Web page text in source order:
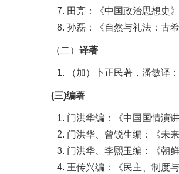
田亮：《中国政治思想史
孙磊：《自然与礼法：古
（二） 译著
（加）卜正民著，潘敏译
(三)编著
门洪华编：《中国国情演
门洪华、曾锐生编：《未
门洪华、李熙玉编：《朝
王传兴编：《民主、制度